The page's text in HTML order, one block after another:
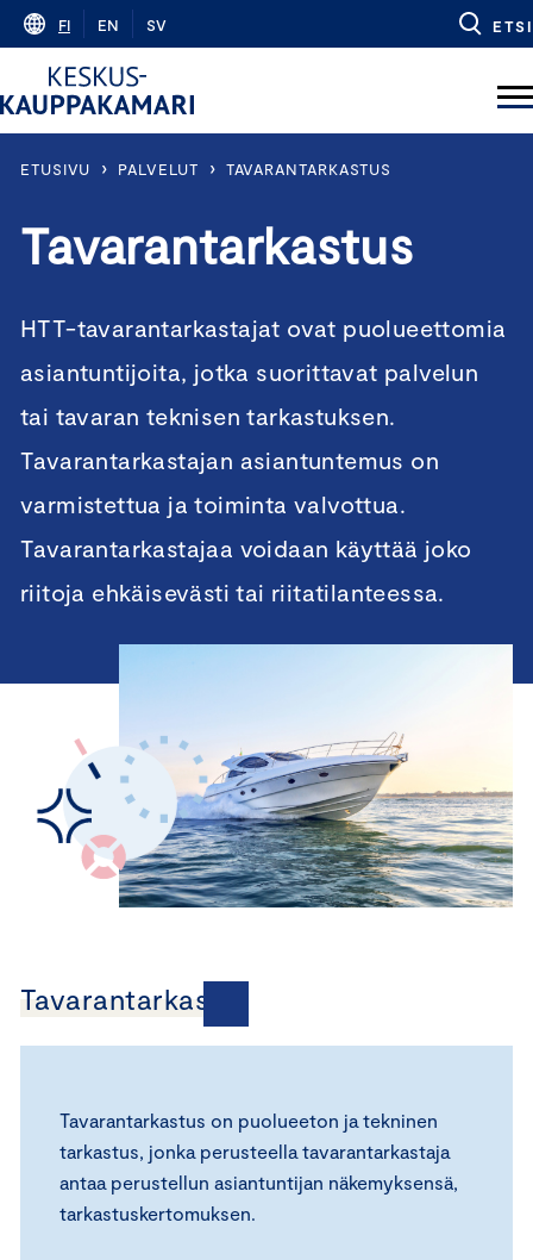
Skip
content
FI EN SV ETSI
ETUSIVU › PALVELUT › TAVARANTARKASTUS
Tavarantarkastus
HTT-tavarantarkastajat ovat puolueettomia
asiantuntijoita, jotka suorittavat palvelun
tai tavaran teknisen tarkastuksen.
Tavarantarkastajan asiantuntemus on
varmistettua ja toiminta valvottua.
Tavarantarkastajaa voidaan käyttää joko
riitoja ehkäisevästi tai riitatilanteessa.
Tavarantarkastus
Tavarantarkastus on puolueeton ja tekninen
tarkastus, jonka perusteella tavarantarkastaja
antaa perustellun asiantuntijan näkemyksensä,
tarkastuskertomuksen.